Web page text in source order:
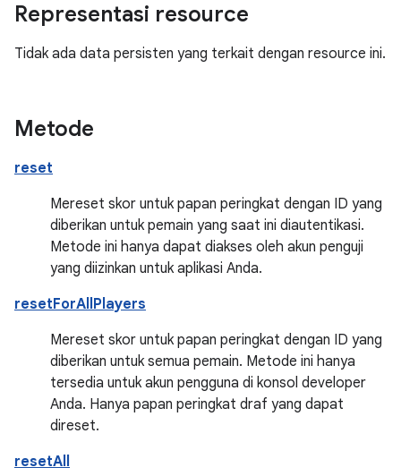
Representasi resource
Tidak ada data persisten yang terkait dengan resource ini.
Metode
reset
Mereset skor untuk papan peringkat dengan ID yang
diberikan untuk pemain yang saat ini diautentikasi.
Metode ini hanya dapat diakses oleh akun penguji
yang diizinkan untuk aplikasi Anda.
resetForAllPlayers
Mereset skor untuk papan peringkat dengan ID yang
diberikan untuk semua pemain. Metode ini hanya
tersedia untuk akun pengguna di konsol developer
Anda. Hanya papan peringkat draf yang dapat
direset.
resetAll